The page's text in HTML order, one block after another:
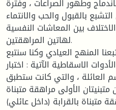
وطهور الصراعات ، وفترة
بالقبول والحب والانتماء
بين المعاشات النفسية
لهاتين المراهقتين.
المنهج العيادي وكنا سنتبع
الاسقاطية الآتية : اختبار
العائلة ، والتي كانت ستطبق
الأولى مراهقة متبناة